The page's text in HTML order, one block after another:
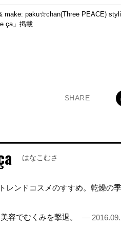
make: paku☆chan(Three PEACE)
ça」掲載
SHARE
はなこむさ
レンドコスメのすすめ。乾燥の
容でむくみを撃退。
—